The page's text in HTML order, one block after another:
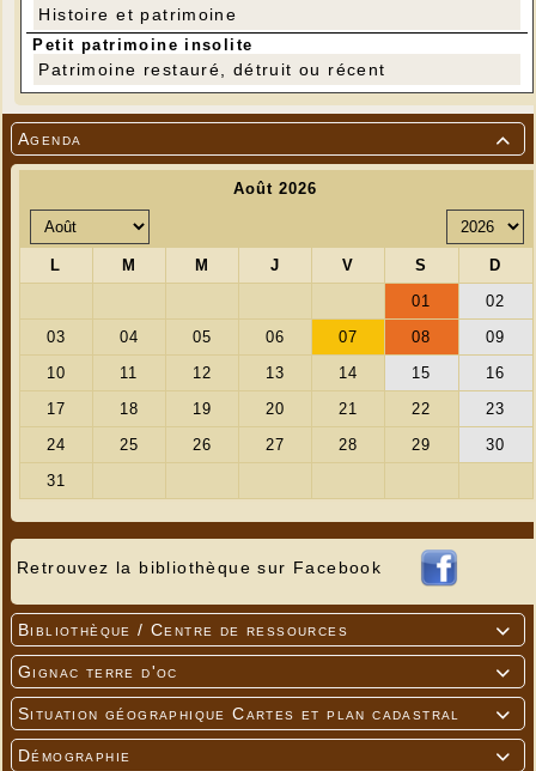

Agenda
Retrouvez la bibliothèque sur Facebook

Bibliothèque / Centre de ressources

Gignac terre d'oc

Situation géographique Cartes et plan cadastral

Démographie
Histoire et patrimoine
Petit patrimoine insolite
Patrimoine restauré, détruit ou récent